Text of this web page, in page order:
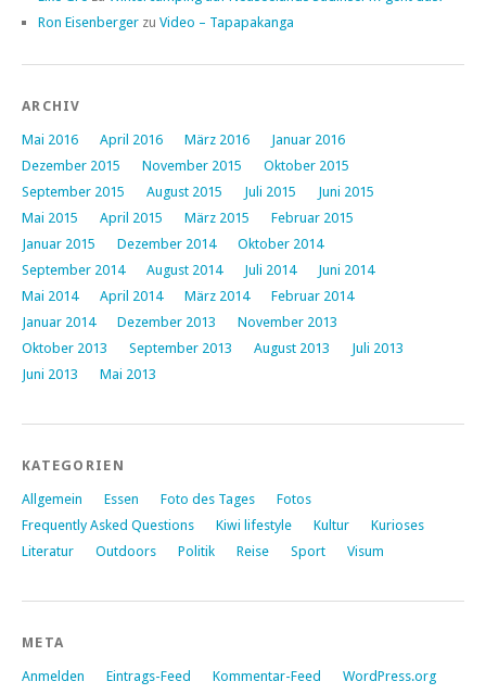
Ron Eisenberger zu Video – Tapapakanga
ARCHIV
Mai 2016 April 2016 März 2016
Januar 2016
Dezember 2015
November 2015
Oktober 2015
September 2015
August 2015 Juli 2015
Juni 2015
Mai 2015
April 2015 März 2015
Februar 2015
Januar 2015
Dezember 2014
Oktober 2014
September 2014
August 2014 Juli 2014
Juni 2014
Mai 2014
April 2014 März 2014
Februar 2014
Januar 2014
Dezember 2013
November 2013
Oktober 2013
September 2013 August 2013
Juli 2013
Juni 2013
Mai 2013
KATEGORIEN
Allgemein Essen Foto des Tages
Fotos
Frequently Asked Questions
Kiwi lifestyle Kultur
Kurioses
Literatur
Outdoors Politik Reise Sport Visum
META
Anmelden Eintrags-Feed Kommentar-Feed WordPress.org